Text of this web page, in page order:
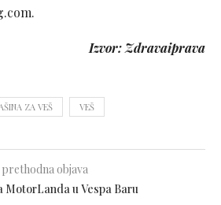
Izvor: Zdravaiprava
ZA VEŠ VEŠ
prethodna objava
MotorLanda u Vespa Baru